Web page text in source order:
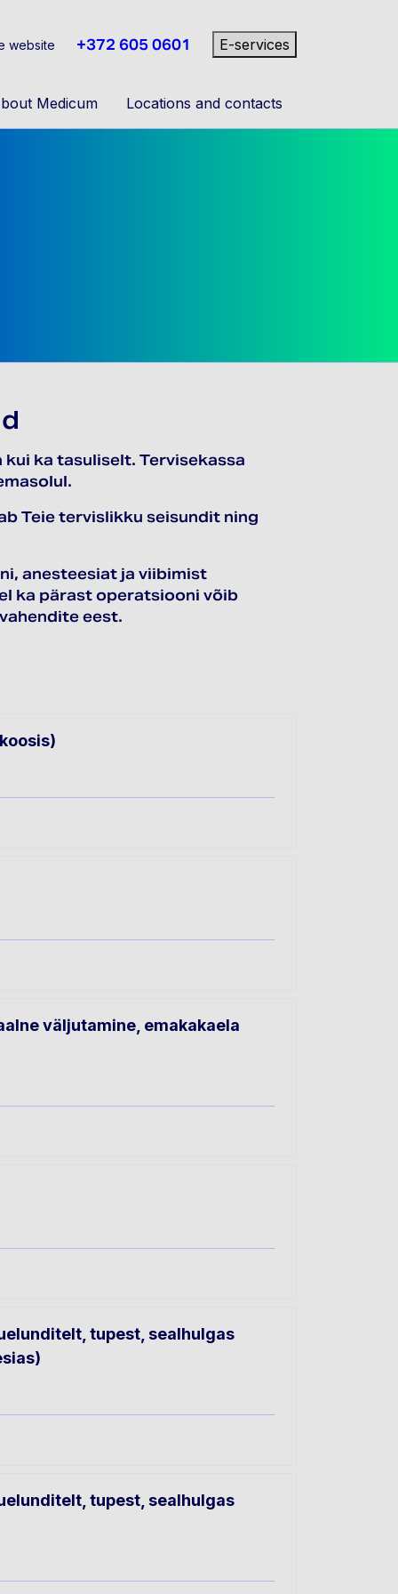
website +372 605 0601 E-services
Medicum Locations and contacts
ka tasuliselt. Tervisekassa
Teie tervislikku seisundit ning
anesteesiat ja viibimist
ka pärast operatsiooni võib
eest.
väljutamine, emakakaela
tupest, sealhulgas
tupest, sealhulgas